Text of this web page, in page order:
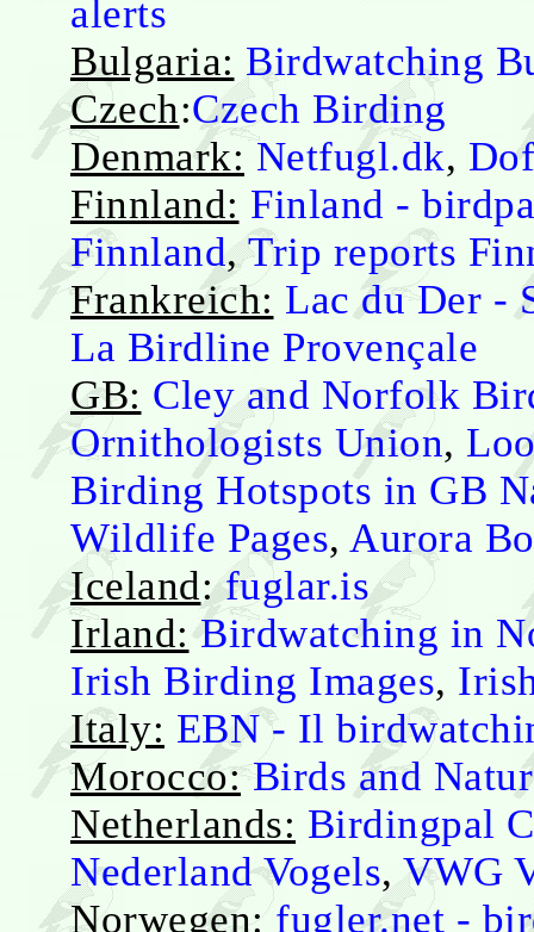
alerts
Bulgaria: Birdwatching
Czech:Czech Birding
Denmark: Netfugl.dk,
Finnland: Finland -
Finnland,Trip reports
Frankreich: Lac du Der -
La Birdline Provençale
GB: Cley and Norfolk
Ornithologists Union,
Birding Hotspots in GB
Wildlife Pages, Aurora
Iceland:fuglar.is
Irland: Birdwatching in
Irish Birding Images,
Italy: EBN - Il
Morocco: Birds and
Netherlands: Birdingpal
Nederland Vogels,VWG
Norwegen: fugler.net -